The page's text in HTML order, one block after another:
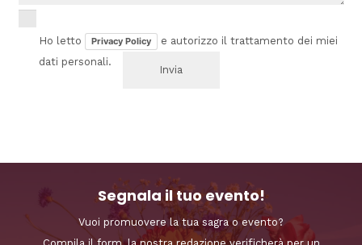
Ho letto Privacy Policy
e autorizzo il trattamento dei miei
dati personali.
Segnala il tuo evento!
Vuoi promuovere la tua sagra o evento?